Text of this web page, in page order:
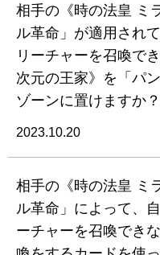
相手の《時の法皇 ミ
ル革命」が適用され
リーチャーを召喚で
次元の王家》を「パ
ゾーンに置けますか？
2023.10.20
相手の《時の法皇 ミ
ル革命」によって、
ーチャーを召喚でき